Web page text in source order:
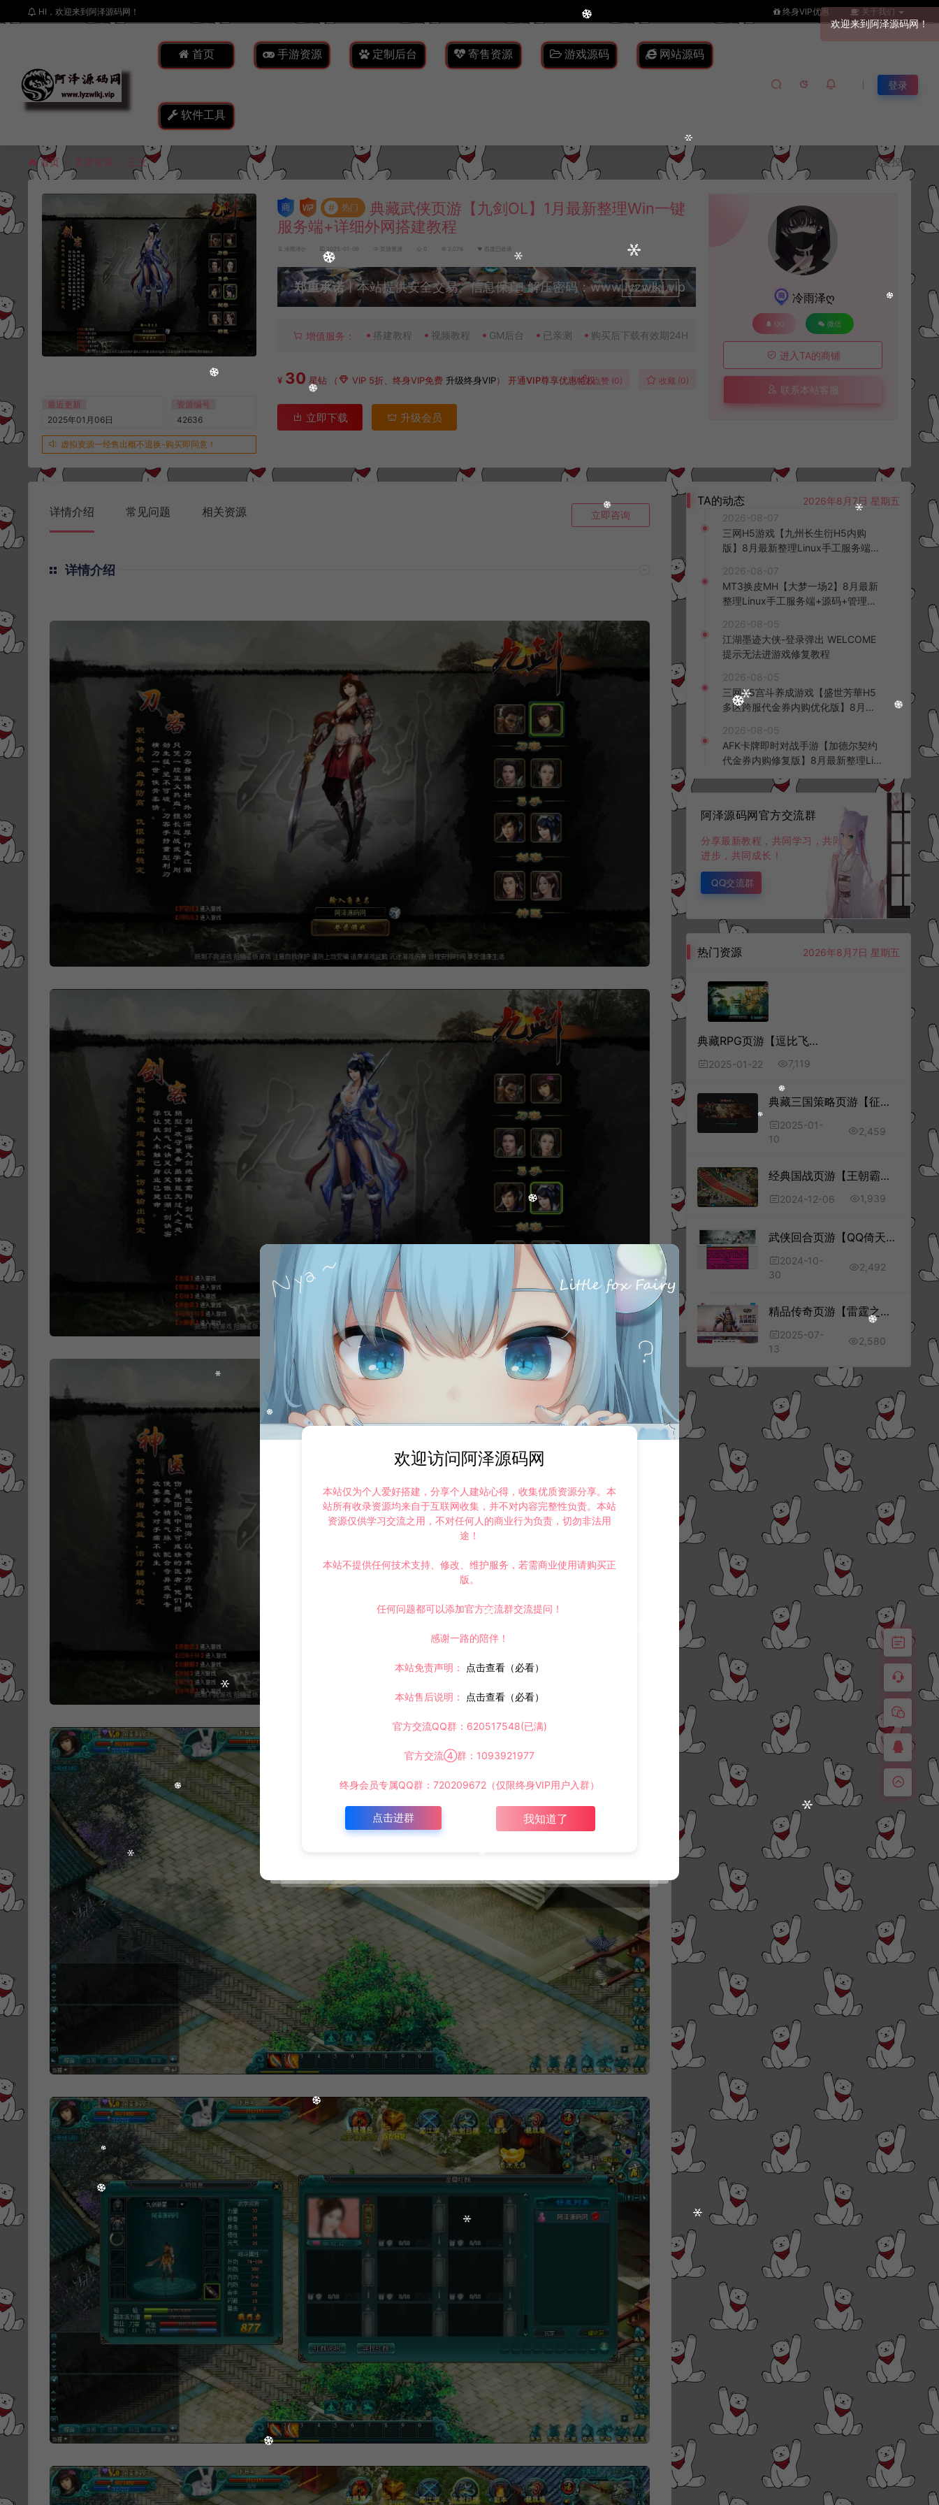
HI，欢迎来到阿泽源码网！ 终身VIP优惠 关于我们
首页 手游资源 定制后台 寄售资源 游戏源码 网站源码
软件工具
登录
首页 页游资源 正文 我要投稿
最近更新
2025年01月06日
资源编号
42636
虚拟资源一经售出概不退换-购买即同意！
# 热门
典藏武侠页游【九剑OL】1月最新整理Win一键
服务端+详细外网搭建教程
冷雨泽ღ 2025-01-06 页游资源 0 2,076 百度已收录
郑重承诺丨本站提供安全交易、信息保真! 解压密码：www.lyzwlkj.vip
升级会员
增值服务： 搭建教程 视频教程 GM后台 已亲测 购买后下载有效期24H
¥ 30 星钻 （ VIP 5折、终身VIP免费 升级终身VIP）开通VIP尊享优惠特权点赞 (0) 收藏 (0)
立即下载 升级会员
冷雨泽ღ
QQ 微信
进入TA的商铺
联系本站客服
详情介绍 常见问题 相关资源 立即咨询
详情介绍
TA的动态
2026年8月7日 星期五
2026-08-07
三网H5游戏【九州长生衍H5内购
版】8月最新整理Linux手工服务端
客户端+详细搭建教程+视频教程
2026-08-07
MT3换皮MH【大梦一场2】8月最新
整理Linux手工服务端+源码+管理后
频教程
2026-08-05
江湖墨迹大侠-登录弹出 WELCOME
提示无法进游戏修复教程
2026-08-05
三网H5宫斗养成游戏【盛世芳華H5
多区跨服代金券内购优化版】8月最
台+全资源安卓+详细搭建教程+视频
教程
2026-08-05
AFK卡牌即时对战手游【加德尔契约
代金券内购修复版】8月最新整理Lin
K授权后台+安卓苹果双端+详细搭建
阿泽源码网官方交流群
分享最新教程，共同学习，共同
进步，共同成长！
QQ交流群
热门资源 2026年8月7日 星期五
典藏RPG页游【逗比飞仙-逆神OL】1月最新整理Linux手工服务端+货币修改教程+详细外网搭建教程
2025-01-22 7,119
典藏三国策略页游【征战四方2】1月最新整理Win一键服务端+货币修改教程+详细外网搭建教程
2025-01-
10
2,459
经典国战页游【王朝霸业轩辕紫装版】12月最新整理Win一键服务端+GM工具+详细外网搭建教程
2024-12-06 1,939
武侠回合页游【QQ倚天】10月最新整理Win一键服务端+GM工具+微端+详细外网搭建教程
2024-10-
30
2,492
精品传奇页游【雷霆之怒四职业】7月最新整理Win一键服务端+GM充值后台+详细外网搭建教程
2025-07-
13
2,580
欢迎访问阿泽源码网
本站仅为个人爱好搭建，分享个人建站心得，收集优质资源分享。本
站所有收录资源均来自于互联网收集，并不对内容完整性负责。本站
资源仅供学习交流之用，不对任何人的商业行为负责，切勿非法用
途！
本站不提供任何技术支持、修改、维护服务，若需商业使用请购买正
版。
任何问题都可以添加官方交流群交流提问！
感谢一路的陪伴！
本站免责声明： 点击查看（必看）
本站售后说明： 点击查看（必看）
官方交流QQ群：620517548(已满)
官方交流④群：1093921977
终身会员专属QQ群：720209672（仅限终身VIP用户入群）
点击进群 我知道了